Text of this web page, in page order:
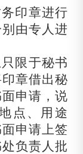
印章进行
由专人进
限于秘书
章借出秘
申请，说
点、用途
申请上签
负责人批